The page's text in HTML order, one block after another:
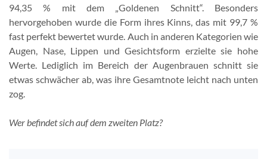
94,35 % mit dem „Goldenen Schnitt“. Besonders
hervorgehoben wurde die Form ihres Kinns, das mit 99,7 %
fast perfekt bewertet wurde. Auch in anderen Kategorien wie
Augen, Nase, Lippen und Gesichtsform erzielte sie hohe
Werte. Lediglich im Bereich der Augenbrauen schnitt sie
etwas schwächer ab, was ihre Gesamtnote leicht nach unten
zog.
Wer befindet sich auf dem zweiten Platz?